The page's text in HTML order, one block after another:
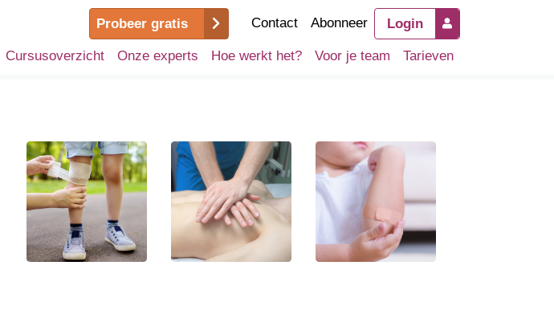
Probeer gratis Contact Abonneer Login
Cursusoverzicht Onze experts Hoe werkt het? Voor je team Tarieven